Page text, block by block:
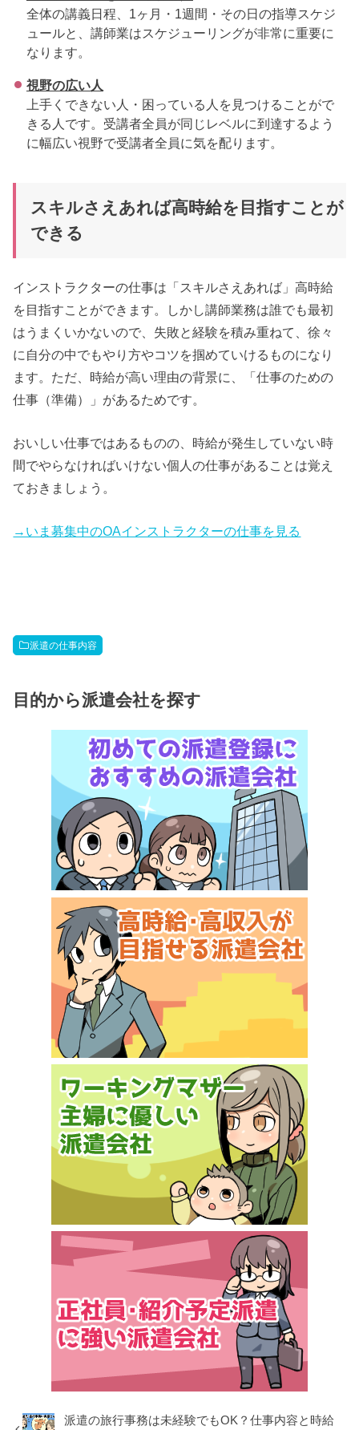
全体の講義日程、1ヶ月・1週間・その日の指導スケジ
ュールと、講師業はスケジューリングが非常に重要に
なります。
視野の広い人
上手くできない人・困っている人を見つけることがで
きる人です。受講者全員が同じレベルに到達するよう
に幅広い視野で受講者全員に気を配ります。
スキルさえあれば高時給を目指すことが
できる
インストラクターの仕事は「スキルさえあれば」高時給
を目指すことができます。しかし講師業務は誰でも最初
はうまくいかないので、失敗と経験を積み重ねて、徐々
に自分の中でもやり方やコツを掴めていけるものになり
ます。ただ、時給が高い理由の背景に、「仕事のための
仕事（準備）」があるためです。
おいしい仕事ではあるものの、時給が発生していない時
間でやらなければいけない個人の仕事があることは覚え
ておきましょう。
→いま募集中のOAインストラクターの仕事を見る
派遣の仕事内容
目的から派遣会社を探す
派遣の旅行事務は未経験でもOK？仕事内容と時給